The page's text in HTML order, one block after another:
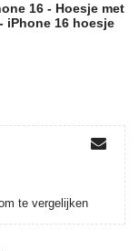
16 - Hoesje met
iPhone 16 hoesje
te vergelijken